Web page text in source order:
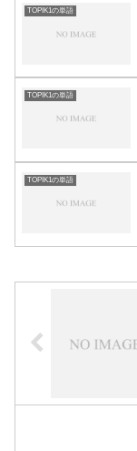
TOPIK1の単語
TOPIK1の単語
TOPIK1の単語